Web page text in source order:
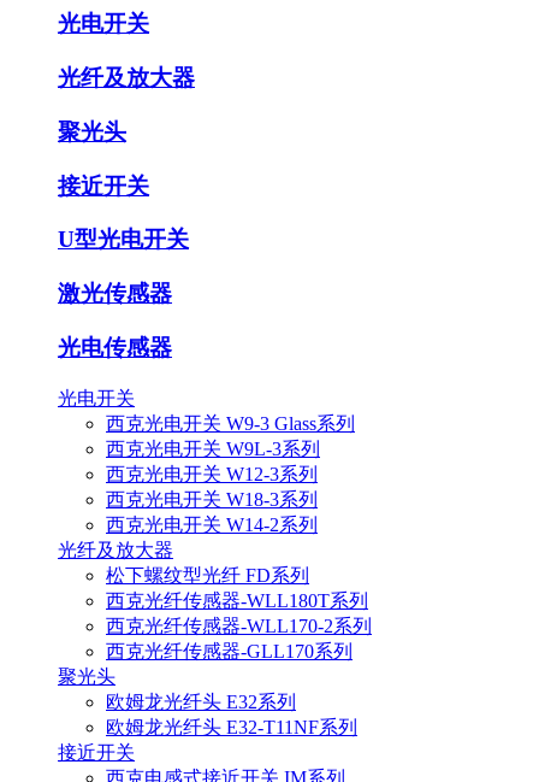
光电开关
光纤及放大器
聚光头
接近开关
U型光电开关
激光传感器
光电传感器
光电开关
西克光电开关 W9-3 Glass系列
西克光电开关 W9L-3系列
西克光电开关 W12-3系列
西克光电开关 W18-3系列
西克光电开关 W14-2系列
光纤及放大器
松下螺纹型光纤 FD系列
西克光纤传感器-WLL180T系列
西克光纤传感器-WLL170-2系列
西克光纤传感器-GLL170系列
聚光头
欧姆龙光纤头 E32系列
欧姆龙光纤头 E32-T11NF系列
接近开关
西克电感式接近开关 IM系列